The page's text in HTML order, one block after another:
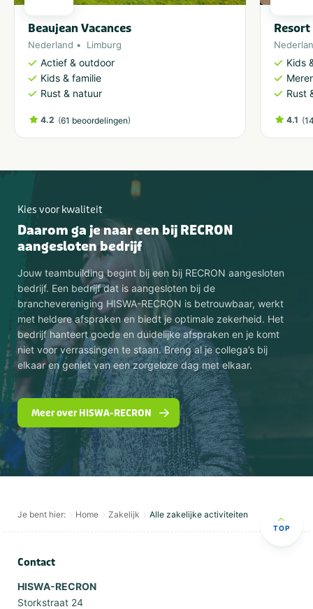
Beaujean Vacances
Nederland Limburg
Actief & outdoor
Kids & familie
Rust & natuur
4.2 (61 beoordelingen)
Kids
Rust
4.1 (
Kies voor kwaliteit
Daarom ga je naar een bij RECRON
aangesloten bedrijf
Jouw teambuilding begint bij een bij RECRON aangesloten
bedrijf. Een bedrijf dat is aangesloten bij de
branchevereniging HISWA-RECRON is betrouwbaar, werkt
met heldere afspraken en biedt je optimale zekerheid. Het
bedrijf hanteert goede en duidelijke afspraken en je komt
niet voor verrassingen te staan. Breng al je collega’s bij
elkaar en geniet van een zorgeloze dag met elkaar.
Meer over HISWA-RECRON
Je bent hier: Home Zakelijk Alle zakelijke activiteiten
TOP
Contact
HISWA-RECRON
Storkstraat 24